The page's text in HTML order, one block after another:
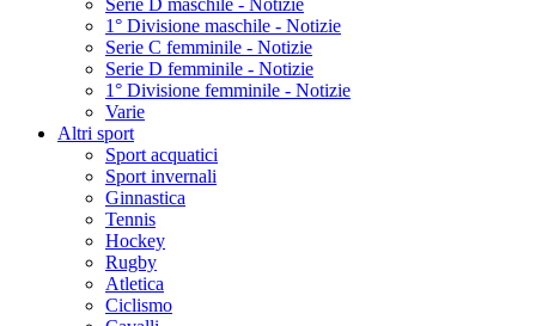
Serie D maschile - Notizie
1° Divisione maschile - Notizie
Serie C femminile - Notizie
Serie D femminile - Notizie
1° Divisione femminile - Notizie
Varie
Altri sport
Sport acquatici
Sport invernali
Ginnastica
Tennis
Hockey
Rugby
Atletica
Ciclismo